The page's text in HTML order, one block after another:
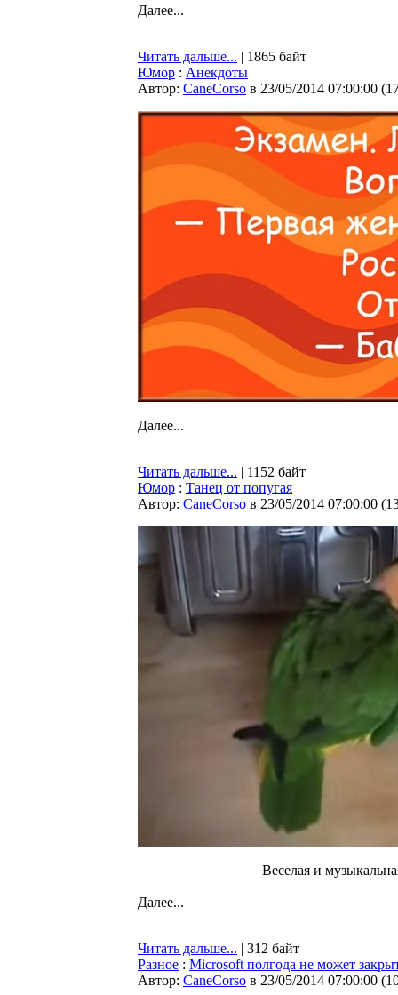
Далее...
Читать дальше... | 1865 байт
Юмор : Анекдоты
Автор: CaneCorso в 23/05/2014 07:00:00 (
Далее...
Читать дальше... | 1152 байт
Юмор : Танец от попугая
Автор: CaneCorso в 23/05/2014 07:00:00 (
Веселая и
Далее...
Читать дальше... | 312 байт
Разное : Microsoft полгода не может
Автор: CaneCorso в 23/05/2014 07:00:00 (